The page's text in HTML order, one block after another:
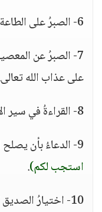
6- الصبرُ على الطاعة، قال تعالى
7- الصبرُ عن
على عذاب الله
8- القراءةُ في سير الأنبياء والصالحين للاقتداء بهم.
9- الدعاءُ بأن يصلح الله نفسك، قال تعالى
استجب لكم).
10- اختيارُ